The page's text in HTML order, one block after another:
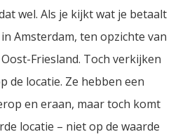
wel. Als je kijkt wat je betaalt
Amsterdam, ten opzichte van
Friesland. Toch verkijken
de locatie. Ze hebben een
en eraan, maar toch komt
locatie – niet op de waarde